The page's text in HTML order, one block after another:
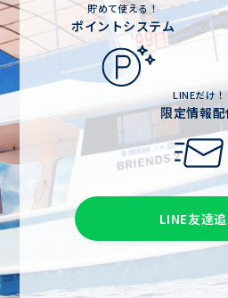
貯めて使える！
ポイントシステム
LINEだけ！
限定情報配
LINE友達